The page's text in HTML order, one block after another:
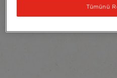
Tümünü